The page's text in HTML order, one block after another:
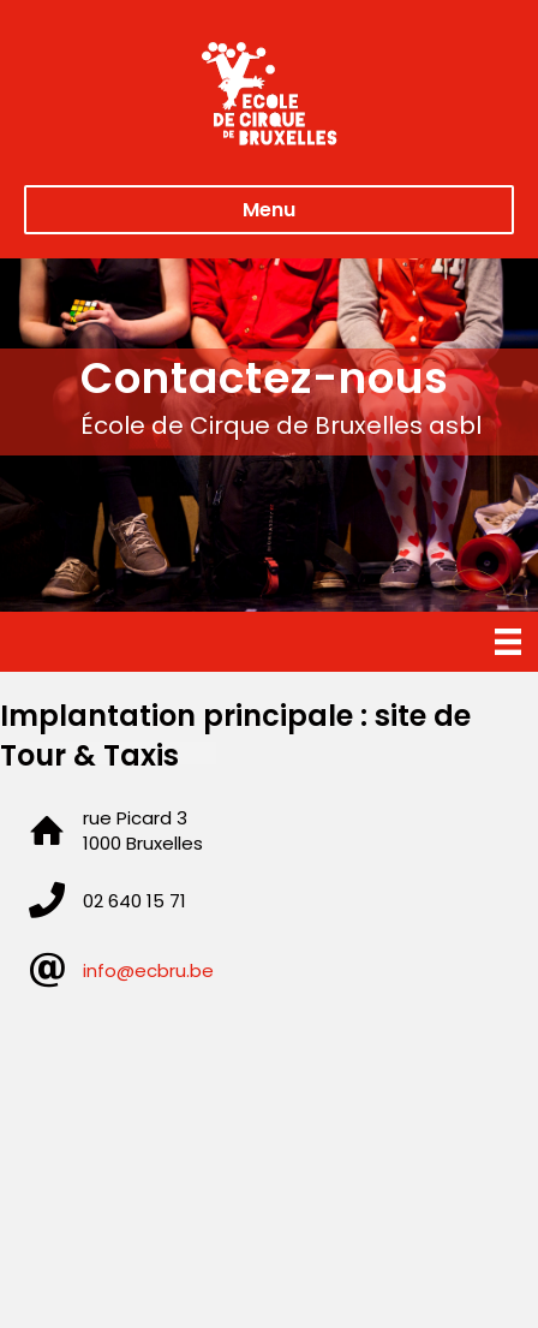
Menu
Contactez-nous
École de Cirque de Bruxelles asbl
Implantation principale : site de
Tour & Taxis
rue Picard 3
1000 Bruxelles
02 640 15 71
info@ecbru.be